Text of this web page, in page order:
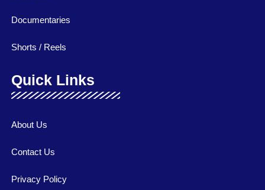
Documentaries
Shorts / Reels
Quick Links
About Us
Contact Us
Privacy Policy